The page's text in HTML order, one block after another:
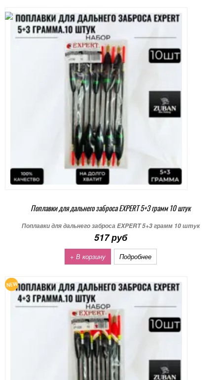
Поплавки для дальнего заброса EXPERT 5+3 грамм 10 штук
Поплавки для дальнего заброса EXPERT 5+3 грамм 10 штук
517 руб
+ В корзину Подробнее